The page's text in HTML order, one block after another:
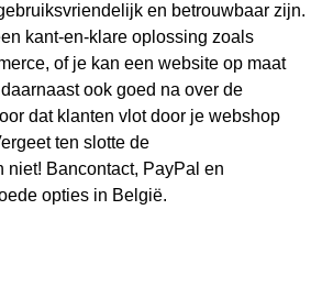
en betrouwbaar zijn.
kant-en-klare oplossing zoals
of je kan een website op maat
ook goed na over de
dat klanten vlot door je webshop
ten slotte de
niet! Bancontact, PayPal en
opties in België.